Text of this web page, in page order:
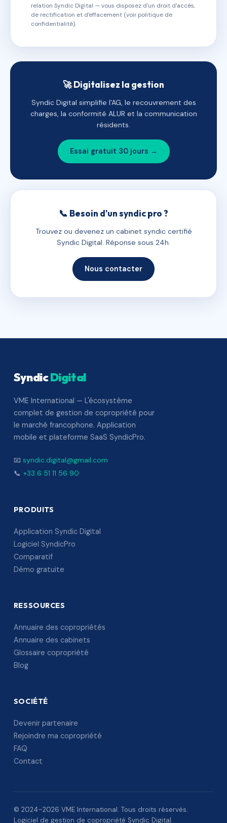
relation Syndic Digital — vous disposez d'un droit d'accès,
de rectification et d'effacement (voir politique de
confidentialité).
🚀 Digitalisez la gestion
Syndic Digital simplifie l'AG, le recouvrement des
charges, la conformité ALUR et la communication
résidents.
Essai gratuit 30 jours →
📞 Besoin d'un syndic pro ?
Trouvez ou devenez un cabinet syndic certifié
Syndic Digital. Réponse sous 24h.
Nous contacter
SyndicDigital
VME International — L'écosystème
complet de gestion de copropriété pour
le marché francophone. Application
mobile et plateforme SaaS SyndicPro.
📧 syndic.digital@gmail.com
📞 +33 6 51 11 56 90
PRODUITS
Application Syndic Digital
Logiciel SyndicPro
Comparatif
Démo gratuite
RESSOURCES
Annuaire des copropriétés
Annuaire des cabinets
Glossaire copropriété
Blog
SOCIÉTÉ
Devenir partenaire
Rejoindre ma copropriété
FAQ
Contact
© 2024–2026 VME International. Tous droits réservés.
Logiciel de gestion de copropriété Syndic Digital.